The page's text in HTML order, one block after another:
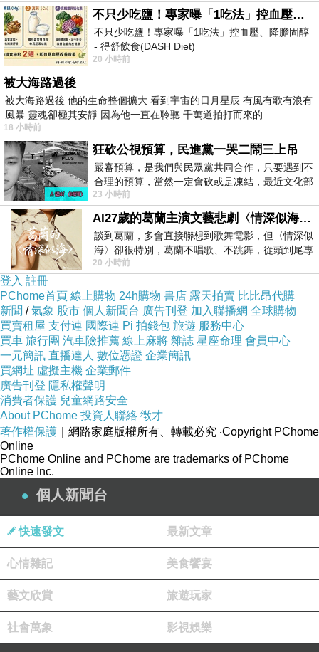
來：「一千五百啦，一千五百跑一次。」
「是因為我們報不到名嘛。」看來到現在的對話
也是陳生預期之內，續道：「我已經一早在電腦
旁邊守候著，但不夠三十秒，就已經滿額了啊！
之前還以為只有渣馬有這個情況，現在街馬也出
現網上擠塞。」
「若果不是你吹雞，我真的不會付1500元跑一場
比賽。」我說。
「算啦！跑觀塘繞道喎！並時揸車就揸得多，跑
真的未試過。」那都是陳生想好的對白吧？續道
︰「而且那1000元也是做善事啫。」
「說得也是，若果不是觀塘繞道，真係按不下那
個付費的按鈕。」心情平伏了不少，續道：「那
就當捨命陪君子。」
「有來有往啫。」陳生說道。
望向馬鞍山上風起雲捲中露出陽光，陳生大概發
夢也想不到一年後給他不幸言中。
上一篇：《四十歲跑一次馬拉松》：41 手足口病
下一篇：《四十歲跑一次馬拉松》：43 望放假
不只少吃鹽！專家曝「1吃法」控血壓、降膽固醇 - 得舒飲食(DASH Diet)
不只少吃鹽！專家曝「1吃法」控血壓、降膽固醇
- 得舒飲食(DASH Diet)
https://www.facebook.com/dietitiansophia/
20 小時前
被大海路過後
被大海路過後 他的生命整個擴大 看到宇宙的日月星辰 有風有歌有浪有
風暴 靈魂卻極其安靜 因為他一直在聆聽 千萬道拍打而來的
18 小時前
狂砍公視預算，民進黨一哭二鬧三上吊
嚴審預算，是我們與民眾黨共同合作，只要遇到不
合理的預算，當然一定會砍或是凍結，最近文化部
要編列公視和Taiwan plus預算，在110年
23 小時前
AI27歲的葛蘭主演文藝悲劇〈情深似海〉 #戀上老電影 #葛蘭 #粟子
談到葛蘭，多會直接聯想到歌舞電影，但〈情深似
海〉卻很特別，葛蘭不唱歌、不跳舞，從頭到尾專
心演戲。拍攝期間，經常工作超過12個鐘
20 小時前
登入 註冊
PChome首頁 線上購物 24h購物 書店 露天拍賣 比比昂代購
新聞 /氣象 股市 個人新聞台 廣告刊登 加入聯播網 全球購物
買賣租屋 支付連 國際連 Pi 拍錢包 旅遊 服務中心
買車 旅行團 汽車險推薦 線上麻將 雜誌 星座命理 會員中心
一元簡訊 直播達人 數位憑證 企業簡訊
買網址 虛擬主機 企業郵件
廣告刊登 隱私權聲明
消費者保護 兒童網路安全
About PChome 投資人聯絡 徵才
著作權保護 ｜網路家庭版權所有、轉載必究 ‧Copyright PChome
Online
PChome Online and PChome are trademarks of PChome
Online Inc.
個人新聞台
快速發文 最新文章
心情雜記 美食饗宴
藝文欣賞 旅遊玩家
社會萬象 影視娛樂